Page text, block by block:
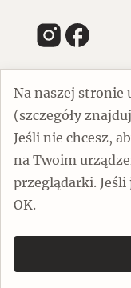
Na naszej stronie
(szczegóły
Jeśli nie chcesz,
na Twoim
przeglądarki. Jeśli
OK.
Dofinansowano